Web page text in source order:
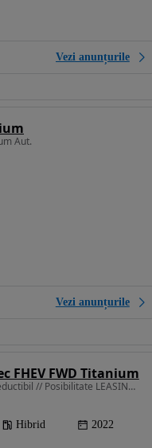
Vezi anunțurile
Aut.
Vezi anunțurile
FHEV FWD Titanium
2488 cm3 • 190 CP • !! TVA Deductibil // Posibilitate LEASING // Echipare TITANIUM !!
Hibrid 2022